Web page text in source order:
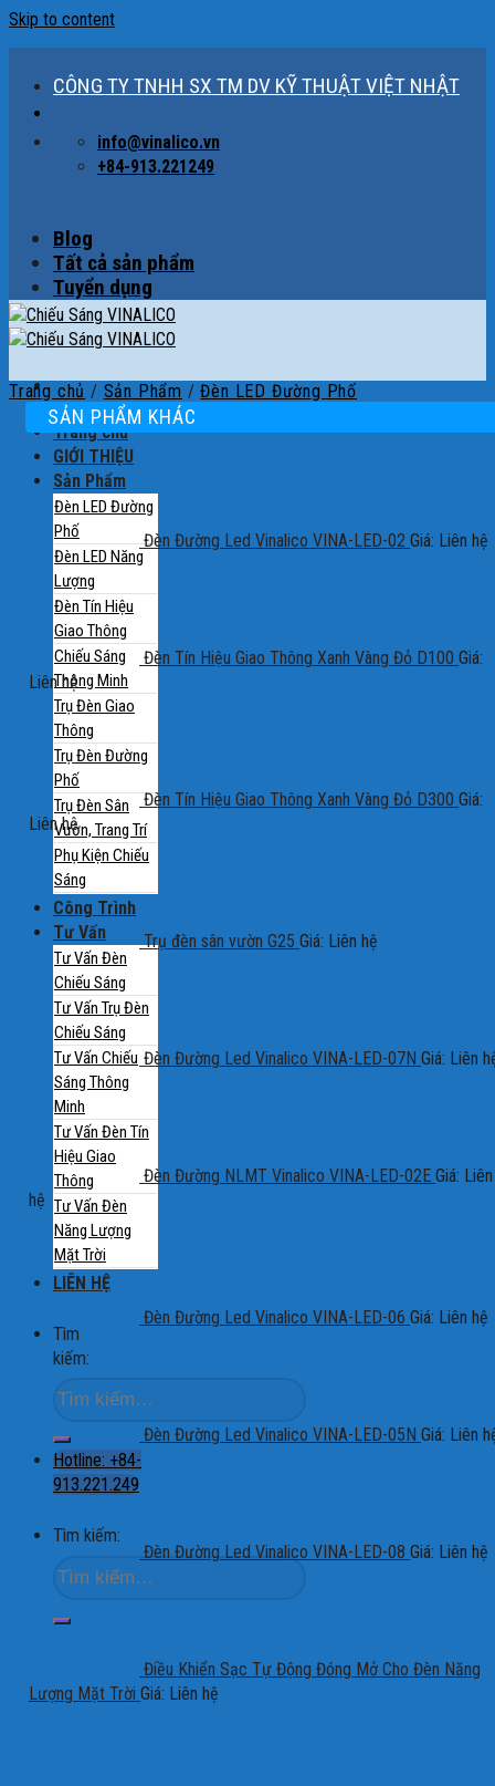
Skip to content
CÔNG TY TNHH SX TM DV KỸ THUẬT VIỆT NHẬT
info@vinalico.vn
+84-913.221249
Blog
Tất cả sản phẩm
Tuyển dụng
Trang chủ
GIỚI THIỆU
Sản Phẩm
Đèn LED Đường
Phố
Đèn LED Năng
Lượng
Đèn Tín Hiệu
Giao Thông
Chiếu Sáng
Thông Minh
Trụ Đèn Giao
Thông
Trụ Đèn Đường
Phố
Trụ Đèn Sân
Vườn, Trang Trí
Phụ Kiện Chiếu
Sáng
Công Trình
Tư Vấn
Tư Vấn Đèn
Chiếu Sáng
Tư Vấn Trụ Đèn
Chiếu Sáng
Tư Vấn Chiếu
Sáng Thông
Minh
Tư Vấn Đèn Tín
Hiệu Giao
Thông
Tư Vấn Đèn
Năng Lượng
Mặt Trời
LIÊN HỆ
Tìm
kiếm:
Hotline: +84-
913.221.249
Tìm kiếm:
Trang chủ / Sản Phẩm / Đèn LED Đường Phố
SẢN PHẨM KHÁC
Đèn Đường Led Vinalico VINA-LED-02 Giá: Liên hệ
Đèn Tín Hiệu Giao Thông Xanh Vàng Đỏ D100 Giá:
Liên hệ
Đèn Tín Hiệu Giao Thông Xanh Vàng Đỏ D300 Giá:
Liên hệ
Trụ đèn sân vườn G25 Giá: Liên hệ
Đèn Đường Led Vinalico VINA-LED-07N Giá: Liên
Đèn Đường NLMT Vinalico VINA-LED-02E Giá: Liên
hệ
Đèn Đường Led Vinalico VINA-LED-06 Giá: Liên hệ
Đèn Đường Led Vinalico VINA-LED-05N Giá: Liên
Đèn Đường Led Vinalico VINA-LED-08 Giá: Liên hệ
Điều Khiển Sạc Tự Động Đóng Mở Cho Đèn Năng
Lượng Mặt Trời Giá: Liên hệ